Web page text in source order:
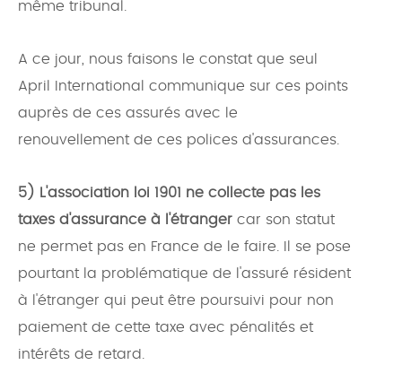
même tribunal.
A ce jour, nous faisons le constat que seul
April International communique sur ces points
auprès de ces assurés avec le
renouvellement de ces polices d'assurances.
5) L'association loi 1901 ne collecte pas les
taxes d'assurance à l'étranger car son statut
ne permet pas en France de le faire. Il se pose
pourtant la problématique de l'assuré résident
à l'étranger qui peut être poursuivi pour non
paiement de cette taxe avec pénalités et
intérêts de retard.